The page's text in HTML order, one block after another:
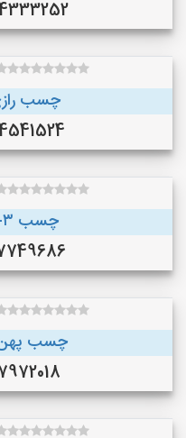
09134333252
چسب
09144541524
چسب ۳-۲-۱ ترکیه اینتر
09127749686
چسب